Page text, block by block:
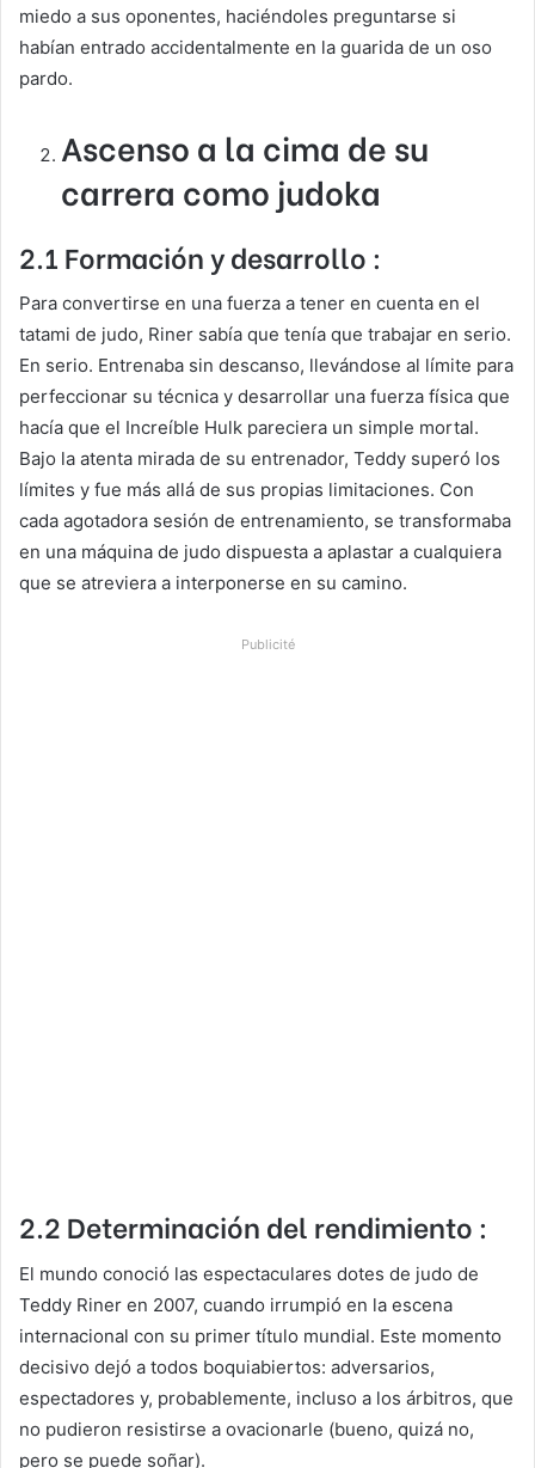
miedo a sus oponentes, haciéndoles preguntarse si
habían entrado accidentalmente en la guarida de un oso
pardo.
Ascenso a la cima de su
carrera como judoka
2.1 Formación y desarrollo :
Para convertirse en una fuerza a tener en cuenta en el
tatami de judo, Riner sabía que tenía que trabajar en serio.
En serio. Entrenaba sin descanso, llevándose al límite para
perfeccionar su técnica y desarrollar una fuerza física que
hacía que el Increíble Hulk pareciera un simple mortal.
Bajo la atenta mirada de su entrenador, Teddy superó los
límites y fue más allá de sus propias limitaciones. Con
cada agotadora sesión de entrenamiento, se transformaba
en una máquina de judo dispuesta a aplastar a cualquiera
que se atreviera a interponerse en su camino.
Publicité
2.2 Determinación del rendimiento :
El mundo conoció las espectaculares dotes de judo de
Teddy Riner en 2007, cuando irrumpió en la escena
internacional con su primer título mundial. Este momento
decisivo dejó a todos boquiabiertos: adversarios,
espectadores y, probablemente, incluso a los árbitros, que
no pudieron resistirse a ovacionarle (bueno, quizá no,
pero se puede soñar).